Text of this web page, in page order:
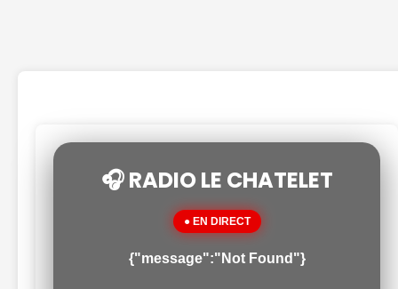
🎧 RADIO LE CHATELET
● EN DIRECT
{"message":"Not Found"}